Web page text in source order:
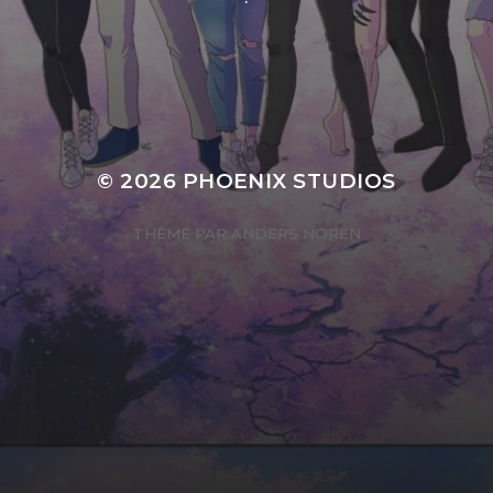
© 2026 PHOENIX STUDIOS
THÈME PAR ANDERS NORÉN